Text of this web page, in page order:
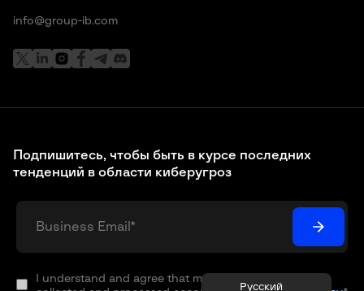
Подпишитесь, чтобы быть в курсе последних
тенденций в области киберугроз
I understand and agree that my personal data will be
info@group-ib.com
Русский